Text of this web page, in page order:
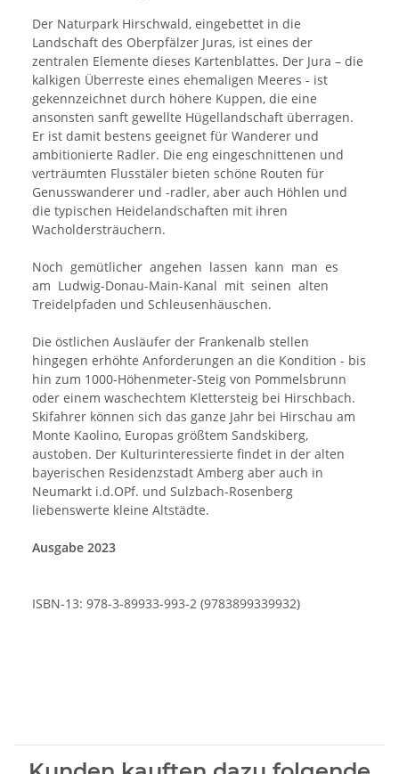
Der Naturpark Hirschwald, eingebettet in die
Landschaft des Oberpfälzer Juras, ist eines der
zentralen Elemente dieses Kartenblattes. Der Jura – die
kalkigen Überreste eines ehemaligen Meeres - ist
gekennzeichnet durch höhere Kuppen, die eine
ansonsten sanft gewellte Hügellandschaft überragen.
Er ist damit bestens geeignet für Wanderer und
ambitionierte Radler. Die eng eingeschnittenen und
verträumten Flusstäler bieten schöne Routen für
Genusswanderer und -radler, aber auch Höhlen und
die typischen Heidelandschaften mit ihren
Wacholdersträuchern.
Noch gemütlicher angehen lassen kann man es
am Ludwig-Donau-Main-Kanal mit seinen alten
Treidelpfaden und Schleusenhäuschen.
Die östlichen Ausläufer der Frankenalb stellen
hingegen erhöhte Anforderungen an die Kondition - bis
hin zum 1000-Höhenmeter-Steig von Pommelsbrunn
oder einem waschechtem Klettersteig bei Hirschbach.
Skifahrer können sich das ganze Jahr bei Hirschau am
Monte Kaolino, Europas größtem Sandskiberg,
austoben. Der Kulturinteressierte findet in der alten
bayerischen Residenzstadt Amberg aber auch in
Neumarkt i.d.OPf. und Sulzbach-Rosenberg
liebenswerte kleine Altstädte.
Ausgabe 2023
ISBN-13: 978-3-89933-993-2 (9783899339932)